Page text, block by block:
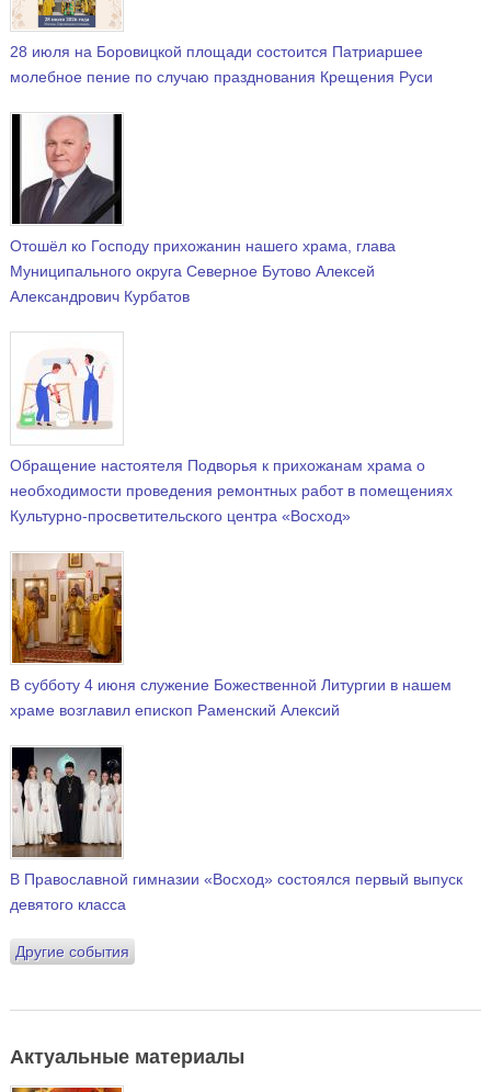
28 июля на Боровицкой площади состоится Патриаршее
молебное пение по случаю празднования Крещения Руси
Отошёл ко Господу прихожанин нашего храма, глава
Муниципального округа Северное Бутово Алексей
Александрович Курбатов
Обращение настоятеля Подворья к прихожанам храма о
необходимости проведения ремонтных работ в помещениях
Культурно-просветительского центра «Восход»
В субботу 4 июня служение Божественной Литургии в нашем
храме возглавил епископ Раменский Алексий
В Православной гимназии «Восход» состоялся первый выпуск
девятого класса
Другие события
Актуальные материалы